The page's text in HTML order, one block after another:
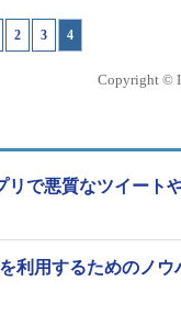
2 3 4
Copyright ©
で悪質なツイート
利用するためのノウ